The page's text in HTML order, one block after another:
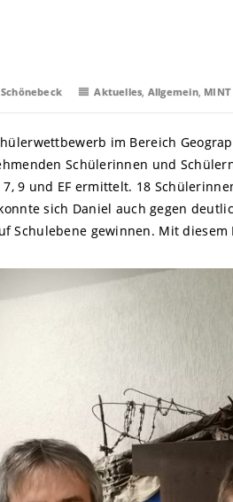
Aktuelles Allgemein, MINT
im Bereich
Schülerinnen und
7, 9 und EF ermittelt. 18
sich Daniel auch gegen
Schulebene gewinnen. Mit